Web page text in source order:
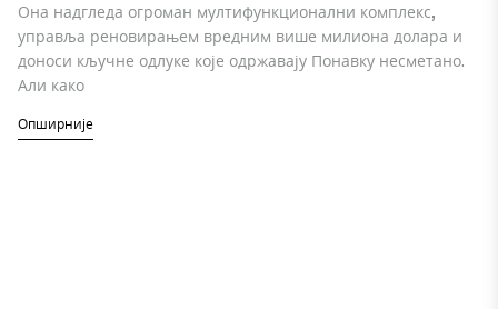
Она надгледа огроман мултифункционални комплекс,
управља реновирањем вредним више милиона долара и
доноси кључне одлуке које одржавају Понавку несметано.
Али како
Опширније